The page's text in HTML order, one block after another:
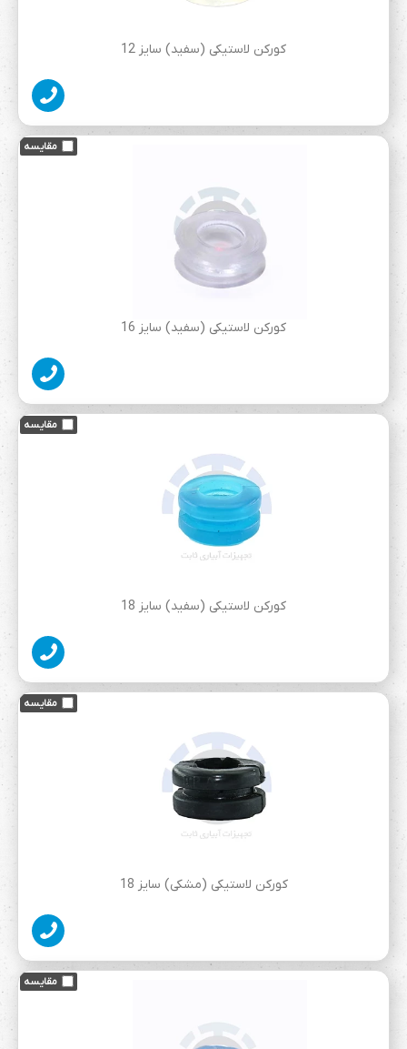
کورکن لاستیکی (سفید) سایز 12
کورکن لاستیکی (سفید) سایز 16
کورکن لاستیکی (سفید) سایز 18
کورکن لاستیکی (مشکی) سایز 18